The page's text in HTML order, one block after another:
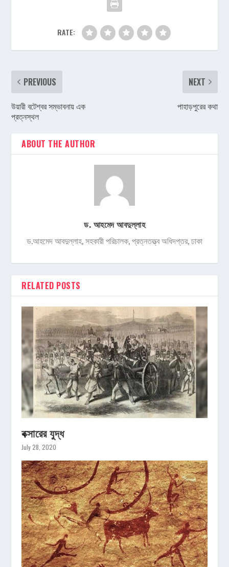
RATE:
PREVIOUS
উয়ারী বটেশ্বর সম্ভাবনায় এক
প্রত্নস্থল
NEXT
পাহাড়পুরের কথা
ABOUT THE AUTHOR
ড. আহমেদ আবদুল্লাহ
ড.আহমেদ আবদুল্লাহ, সহকারী পরিচালক, প্রত্নতত্ত্ব অধিদপ্তর, ঢাকা
RELATED POSTS
বক্সারের যুদ্ধ
July 28, 2020